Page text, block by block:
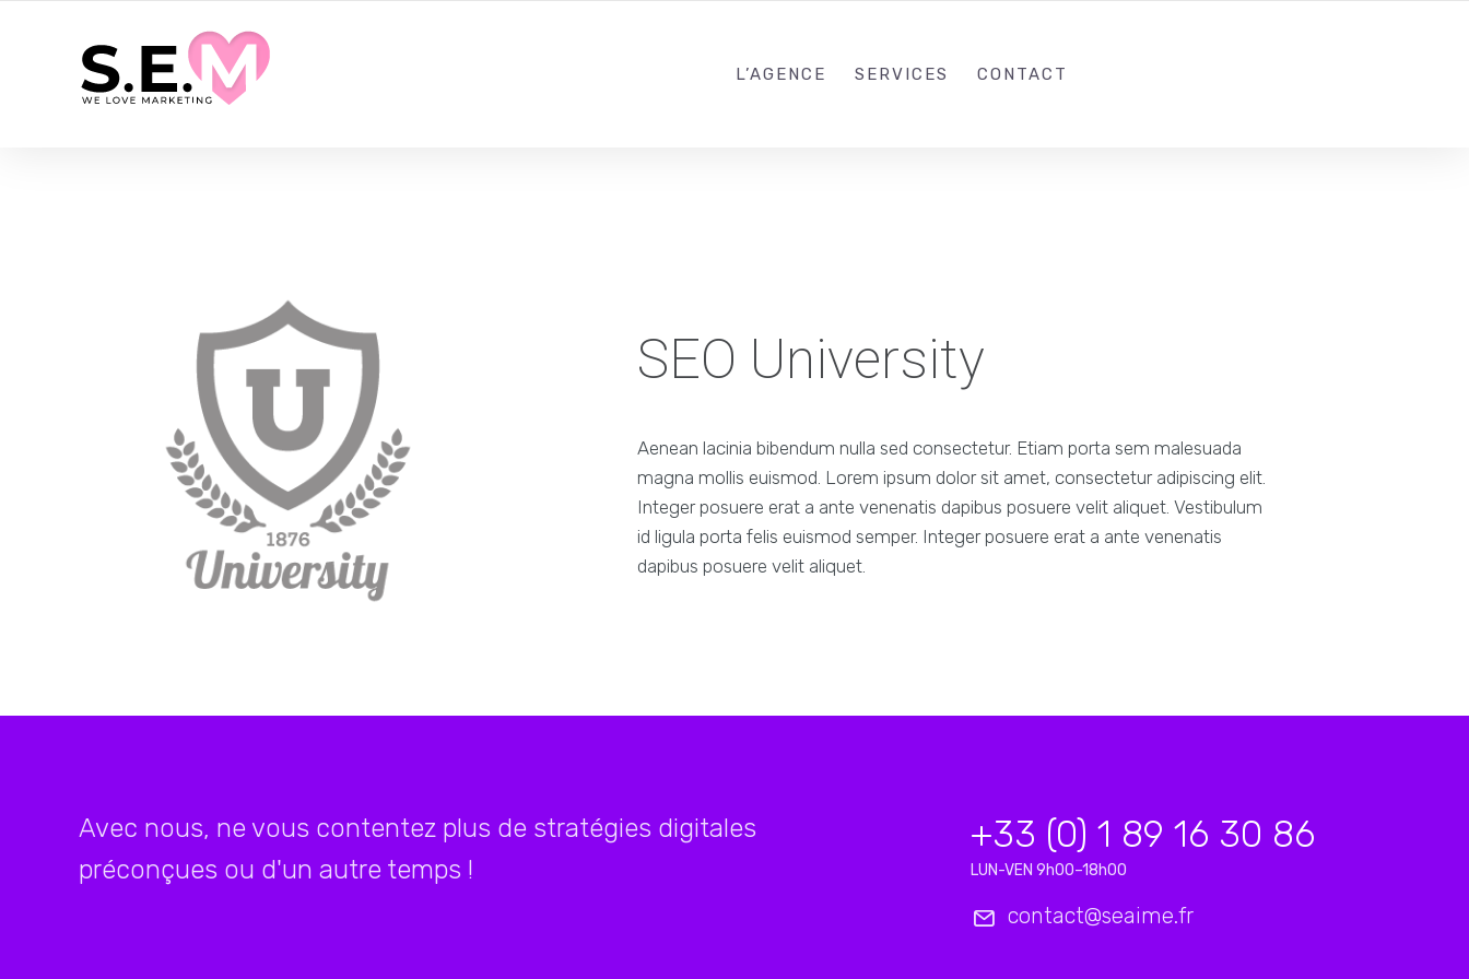
L’AGENCE SERVICES CONTACT
SEO University
Aenean lacinia bibendum nulla sed consectetur. Etiam porta sem malesuada
magna mollis euismod. Lorem ipsum dolor sit amet, consectetur adipiscing elit.
Integer posuere erat a ante venenatis dapibus posuere velit aliquet. Vestibulum
id ligula porta felis euismod semper. Integer posuere erat a ante venenatis
dapibus posuere velit aliquet.
Avec nous, ne vous contentez plus de stratégies digitales
préconçues ou d'un autre temps !
+33 (0) 1 89 16 30 86
LUN-VEN 9h00–18h00
contact@seaime.fr